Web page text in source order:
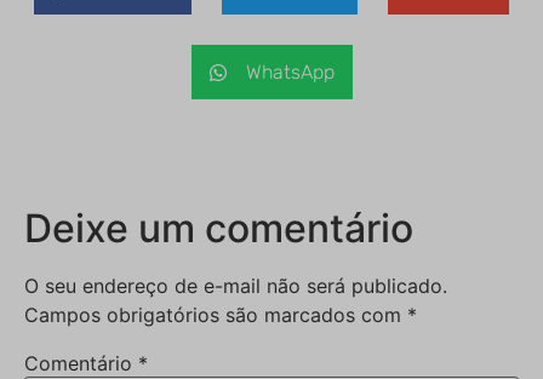
WhatsApp
Deixe um comentário
O seu endereço de e-mail não será publicado.
Campos obrigatórios são marcados com *
Comentário *